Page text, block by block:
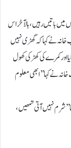
باتیں رہیں، بالآخر اس
خانہ نے کہا کہ گھڑی نہیں
اور کمرے کی کھڑکی کھول
نے کہا ’’ ابھی معلوم
’’ شرم نہیں آتی تمھیں،